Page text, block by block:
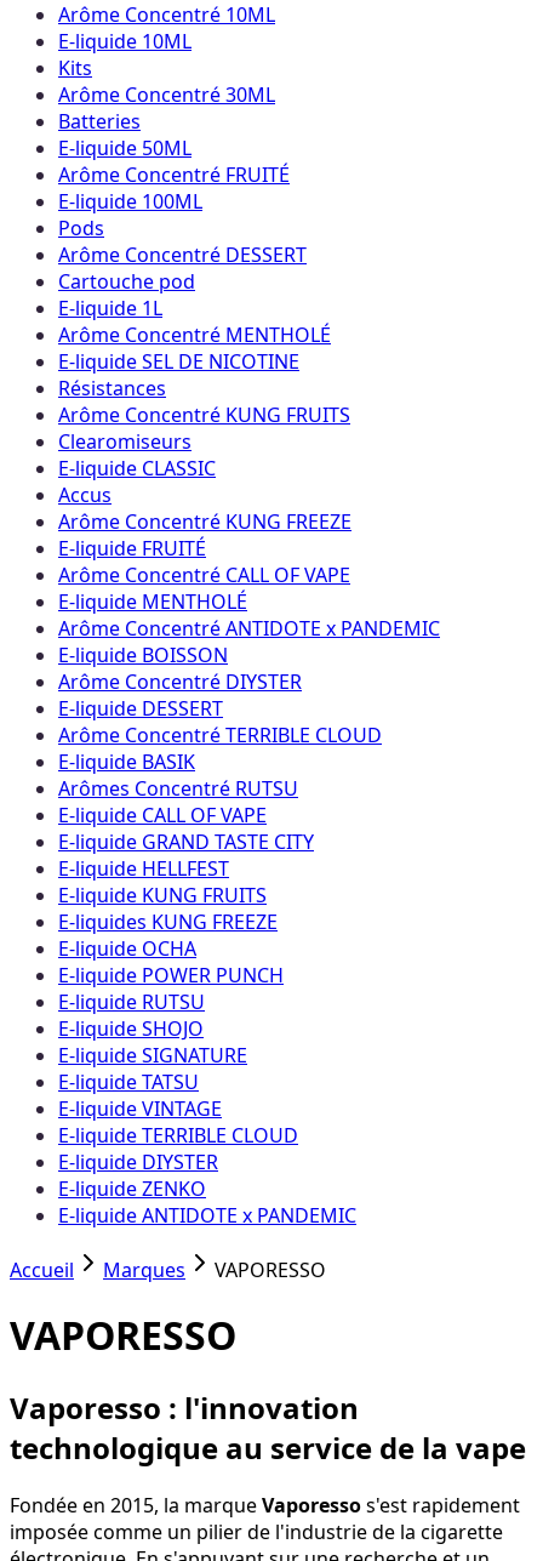
Arôme Concentré 10ML
E-liquide 10ML
Kits
Arôme Concentré 30ML
Batteries
E-liquide 50ML
Arôme Concentré FRUITÉ
E-liquide 100ML
Pods
Arôme Concentré DESSERT
Cartouche pod
E-liquide 1L
Arôme Concentré MENTHOLÉ
E-liquide SEL DE NICOTINE
Résistances
Arôme Concentré KUNG FRUITS
Clearomiseurs
E-liquide CLASSIC
Accus
Arôme Concentré KUNG FREEZE
E-liquide FRUITÉ
Arôme Concentré CALL OF VAPE
E-liquide MENTHOLÉ
Arôme Concentré ANTIDOTE x PANDEMIC
E-liquide BOISSON
Arôme Concentré DIYSTER
E-liquide DESSERT
Arôme Concentré TERRIBLE CLOUD
E-liquide BASIK
Arômes Concentré RUTSU
E-liquide CALL OF VAPE
E-liquide GRAND TASTE CITY
E-liquide HELLFEST
E-liquide KUNG FRUITS
E-liquides KUNG FREEZE
E-liquide OCHA
E-liquide POWER PUNCH
E-liquide RUTSU
E-liquide SHOJO
E-liquide SIGNATURE
E-liquide TATSU
E-liquide VINTAGE
E-liquide TERRIBLE CLOUD
E-liquide DIYSTER
E-liquide ZENKO
E-liquide ANTIDOTE x PANDEMIC
Accueil Marques VAPORESSO
VAPORESSO
Vaporesso : l'innovation
technologique au service de la vape
Fondée en 2015, la marqueVaporessos'est rapidement
imposée comme un pilier de l'industrie de la cigarette